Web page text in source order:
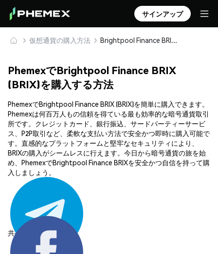
サインアップ
仮想通貨の購入方法 Brightpool Finance BRIX (BRIX) を安全に購入・保管
PhemexでBrightpool Finance BRIX
(BRIX)を購入する方法
PhemexでBrightpool Finance BRIX (BRIX)を簡単に購入できます。
Phemexは何百万人もの信頼を得ている最も効率的な暗号通貨取引
所です。クレジットカード、銀行振込、サードパーティーサービ
ス、P2P取引など、柔軟な支払い方法で安全かつ即時に購入可能で
す。直感的なプラットフォームと堅牢なセキュリティにより、
BRIXの購入がシームレスに行えます。今日から暗号通貨の旅を始
め、PhemexでBrightpool Finance BRIXを安全かつ自信を持って購
入しましょう。
共有する: